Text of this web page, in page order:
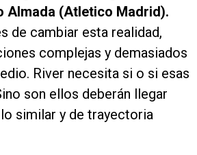
Almada (Atletico Madrid).
de cambiar esta realidad,
complejas y demasiados
River necesita si o si esas
son ellos deberán llegar
similar y de trayectoria